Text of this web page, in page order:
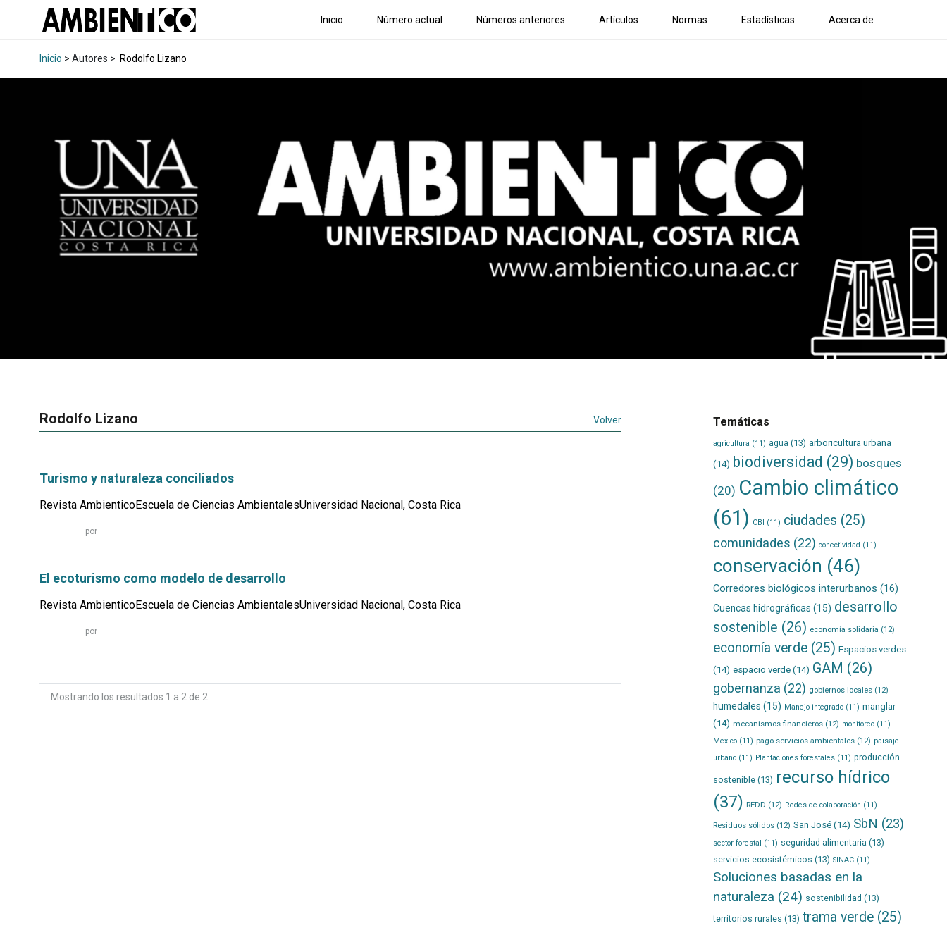
Inicio Número actual Números anteriores Artículos Normas Estadísticas Acerca de
Inicio > Autores > Rodolfo Lizano
Rodolfo Lizano Volver
Turismo y naturaleza conciliados
Revista AmbienticoEscuela de Ciencias AmbientalesUniversidad Nacional, Costa Rica
por
El ecoturismo como modelo de desarrollo
Revista AmbienticoEscuela de Ciencias AmbientalesUniversidad Nacional, Costa Rica
por
Mostrando los resultados 1 a 2 de 2
Temáticas
agricultura (11) agua (13) arboricultura urbana
(14) biodiversidad (29) bosques
(20) Cambio climático
(61) CBI (11) ciudades (25)
comunidades (22) conectividad (11)
conservación (46)
Corredores biológicos interurbanos (16)
Cuencas hidrográficas (15) desarrollo
sostenible (26) economía solidaria (12)
economía verde(25) Espacios verdes
(14) espacio verde(14) GAM (26)
gobernanza (22) gobiernos locales(12)
humedales (15) Manejo integrado(11) manglar
(14) mecanismos financieros(12) monitoreo(11)
México(11) pago servicios ambientales(12) paisaje
urbano(11) Plantaciones forestales(11) producción
sostenible(13) recurso hídrico
(37) REDD (12) Redes de colaboración (11)
Residuos sólidos(12) San José(14) SbN (23)
sector forestal (11) seguridad alimentaria (13)
servicios ecosistémicos (13) SINAC(11)
Soluciones basadas en la
naturaleza (24) sostenibilidad (13)
territorios rurales (13) trama verde(25)